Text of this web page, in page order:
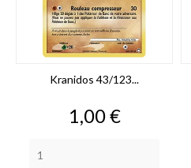
Kranidos 43/123...
Prix
1,00 €